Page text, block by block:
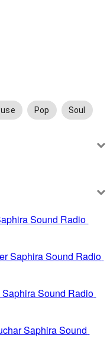
Pop Soul
Sound Radio
Saphira Sound Radio
Saphira Sound Radio
Saphira Sound